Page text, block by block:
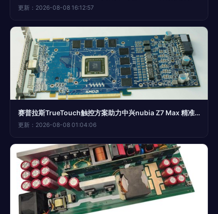
更新：2026-08-08 16:12:57
赛普拉斯TrueTouch触控方案助力中兴nubia Z7 Max 精准触控与PCBA方案的深度融合
更新：2026-08-08 01:04:06